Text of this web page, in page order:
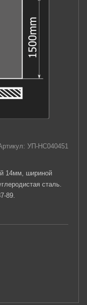
УП-НС040451
14мм, шириной
сталь.
89.